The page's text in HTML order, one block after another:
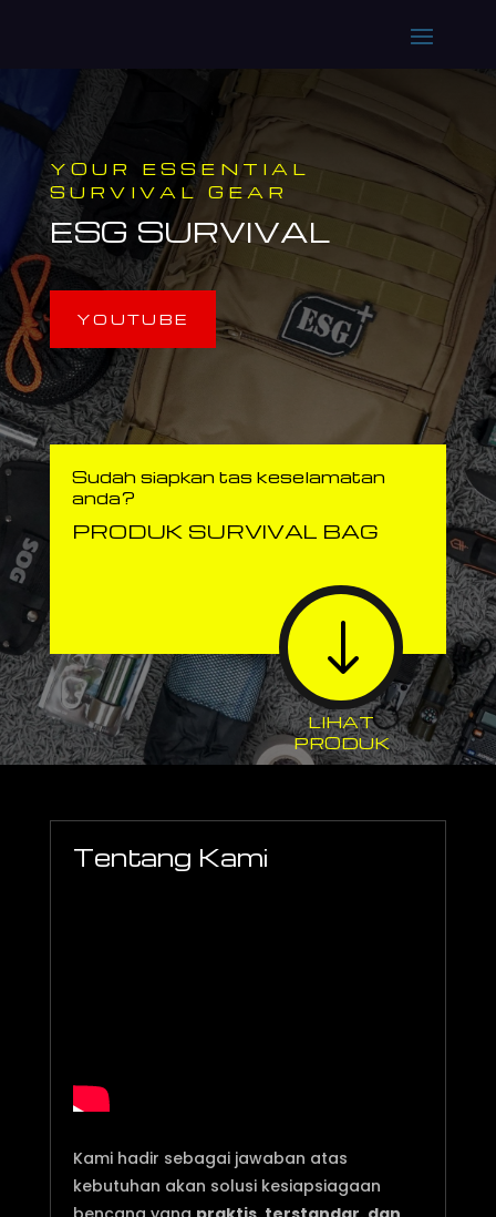
YOUR ESSENTIAL
SURVIVAL GEAR
ESG SURVIVAL
YOUTUBE
Sudah siapkan tas keselamatan
anda?
PRODUK SURVIVAL BAG
"
LIHAT
PRODUK
Tentang Kami
Kami hadir sebagai jawaban atas
kebutuhan akan solusi kesiapsiagaan